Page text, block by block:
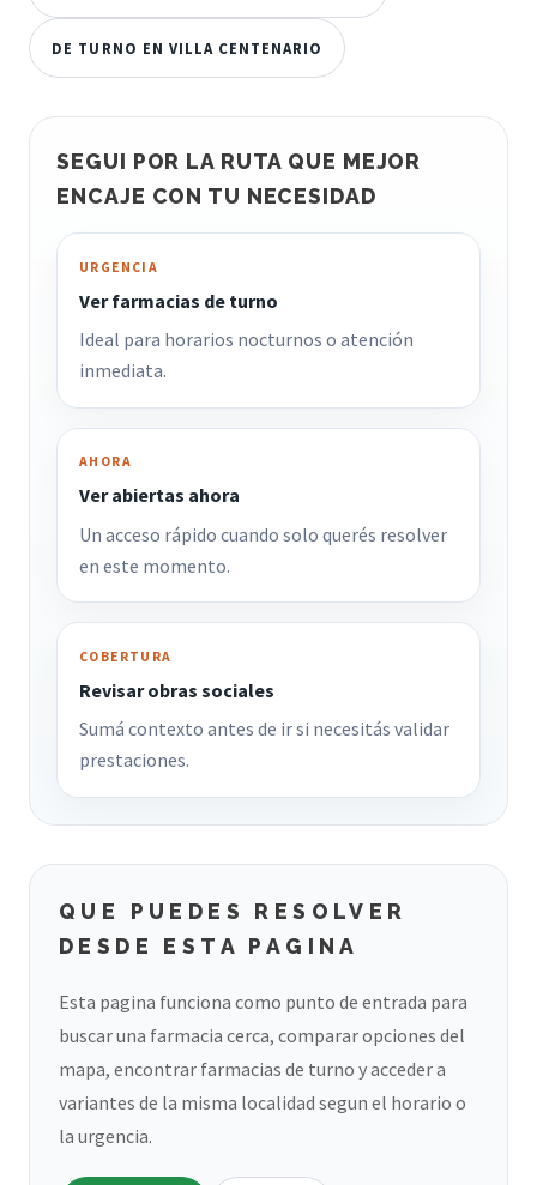
DE TURNO EN VILLA CENTENARIO
SEGUI POR LA RUTA QUE MEJOR
ENCAJE CON TU NECESIDAD
URGENCIA
Ver farmacias de turno
Ideal para horarios nocturnos o atención
inmediata.
AHORA
Ver abiertas ahora
Un acceso rápido cuando solo querés resolver
en este momento.
COBERTURA
Revisar obras sociales
Sumá contexto antes de ir si necesitás validar
prestaciones.
QUE PUEDES RESOLVER
DESDE ESTA PAGINA
Esta pagina funciona como punto de entrada para
buscar una farmacia cerca, comparar opciones del
mapa, encontrar farmacias de turno y acceder a
variantes de la misma localidad segun el horario o
la urgencia.